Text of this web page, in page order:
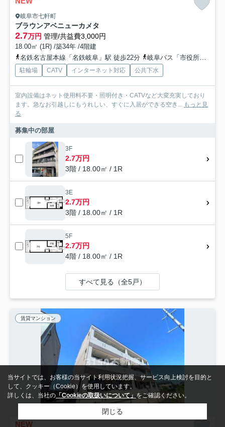
岐阜市七軒町
ブラウンアベニューカメタ
2.7万円 管理/共益費3,000円
18.00㎡ (1R) /築34年 /4階建
名鉄名古屋本線「名鉄岐阜」駅 徒歩22分
岐阜バス「市役所・鶯谷高校口」バス停下車 徒歩1分
駐輪場 CATV インターネット対応 公共下水
室内設備はネット使用料不要・照明付き・CATVなど大変充実しており
ます。急なお引越しにもうれしい、すぐに入居ができる空き...
もっと見
る
募集中の部屋
3F
2.7万円
3階 / 18.00㎡ / 1R
3E
2.7万円
3階 / 18.00㎡ / 1R
5F
2.7万円
4階 / 18.00㎡ / 1R
すべて見る（全5戸）
賃貸マンション
NEW
当サイトでは、お客様の当サイト利用状況把握、サービス向上検討を目的と
して、クッキー（Cookie）を使用しています。
詳しくは、当社の 「Cookieの取扱いについて」 をご確認ください。
閉じる